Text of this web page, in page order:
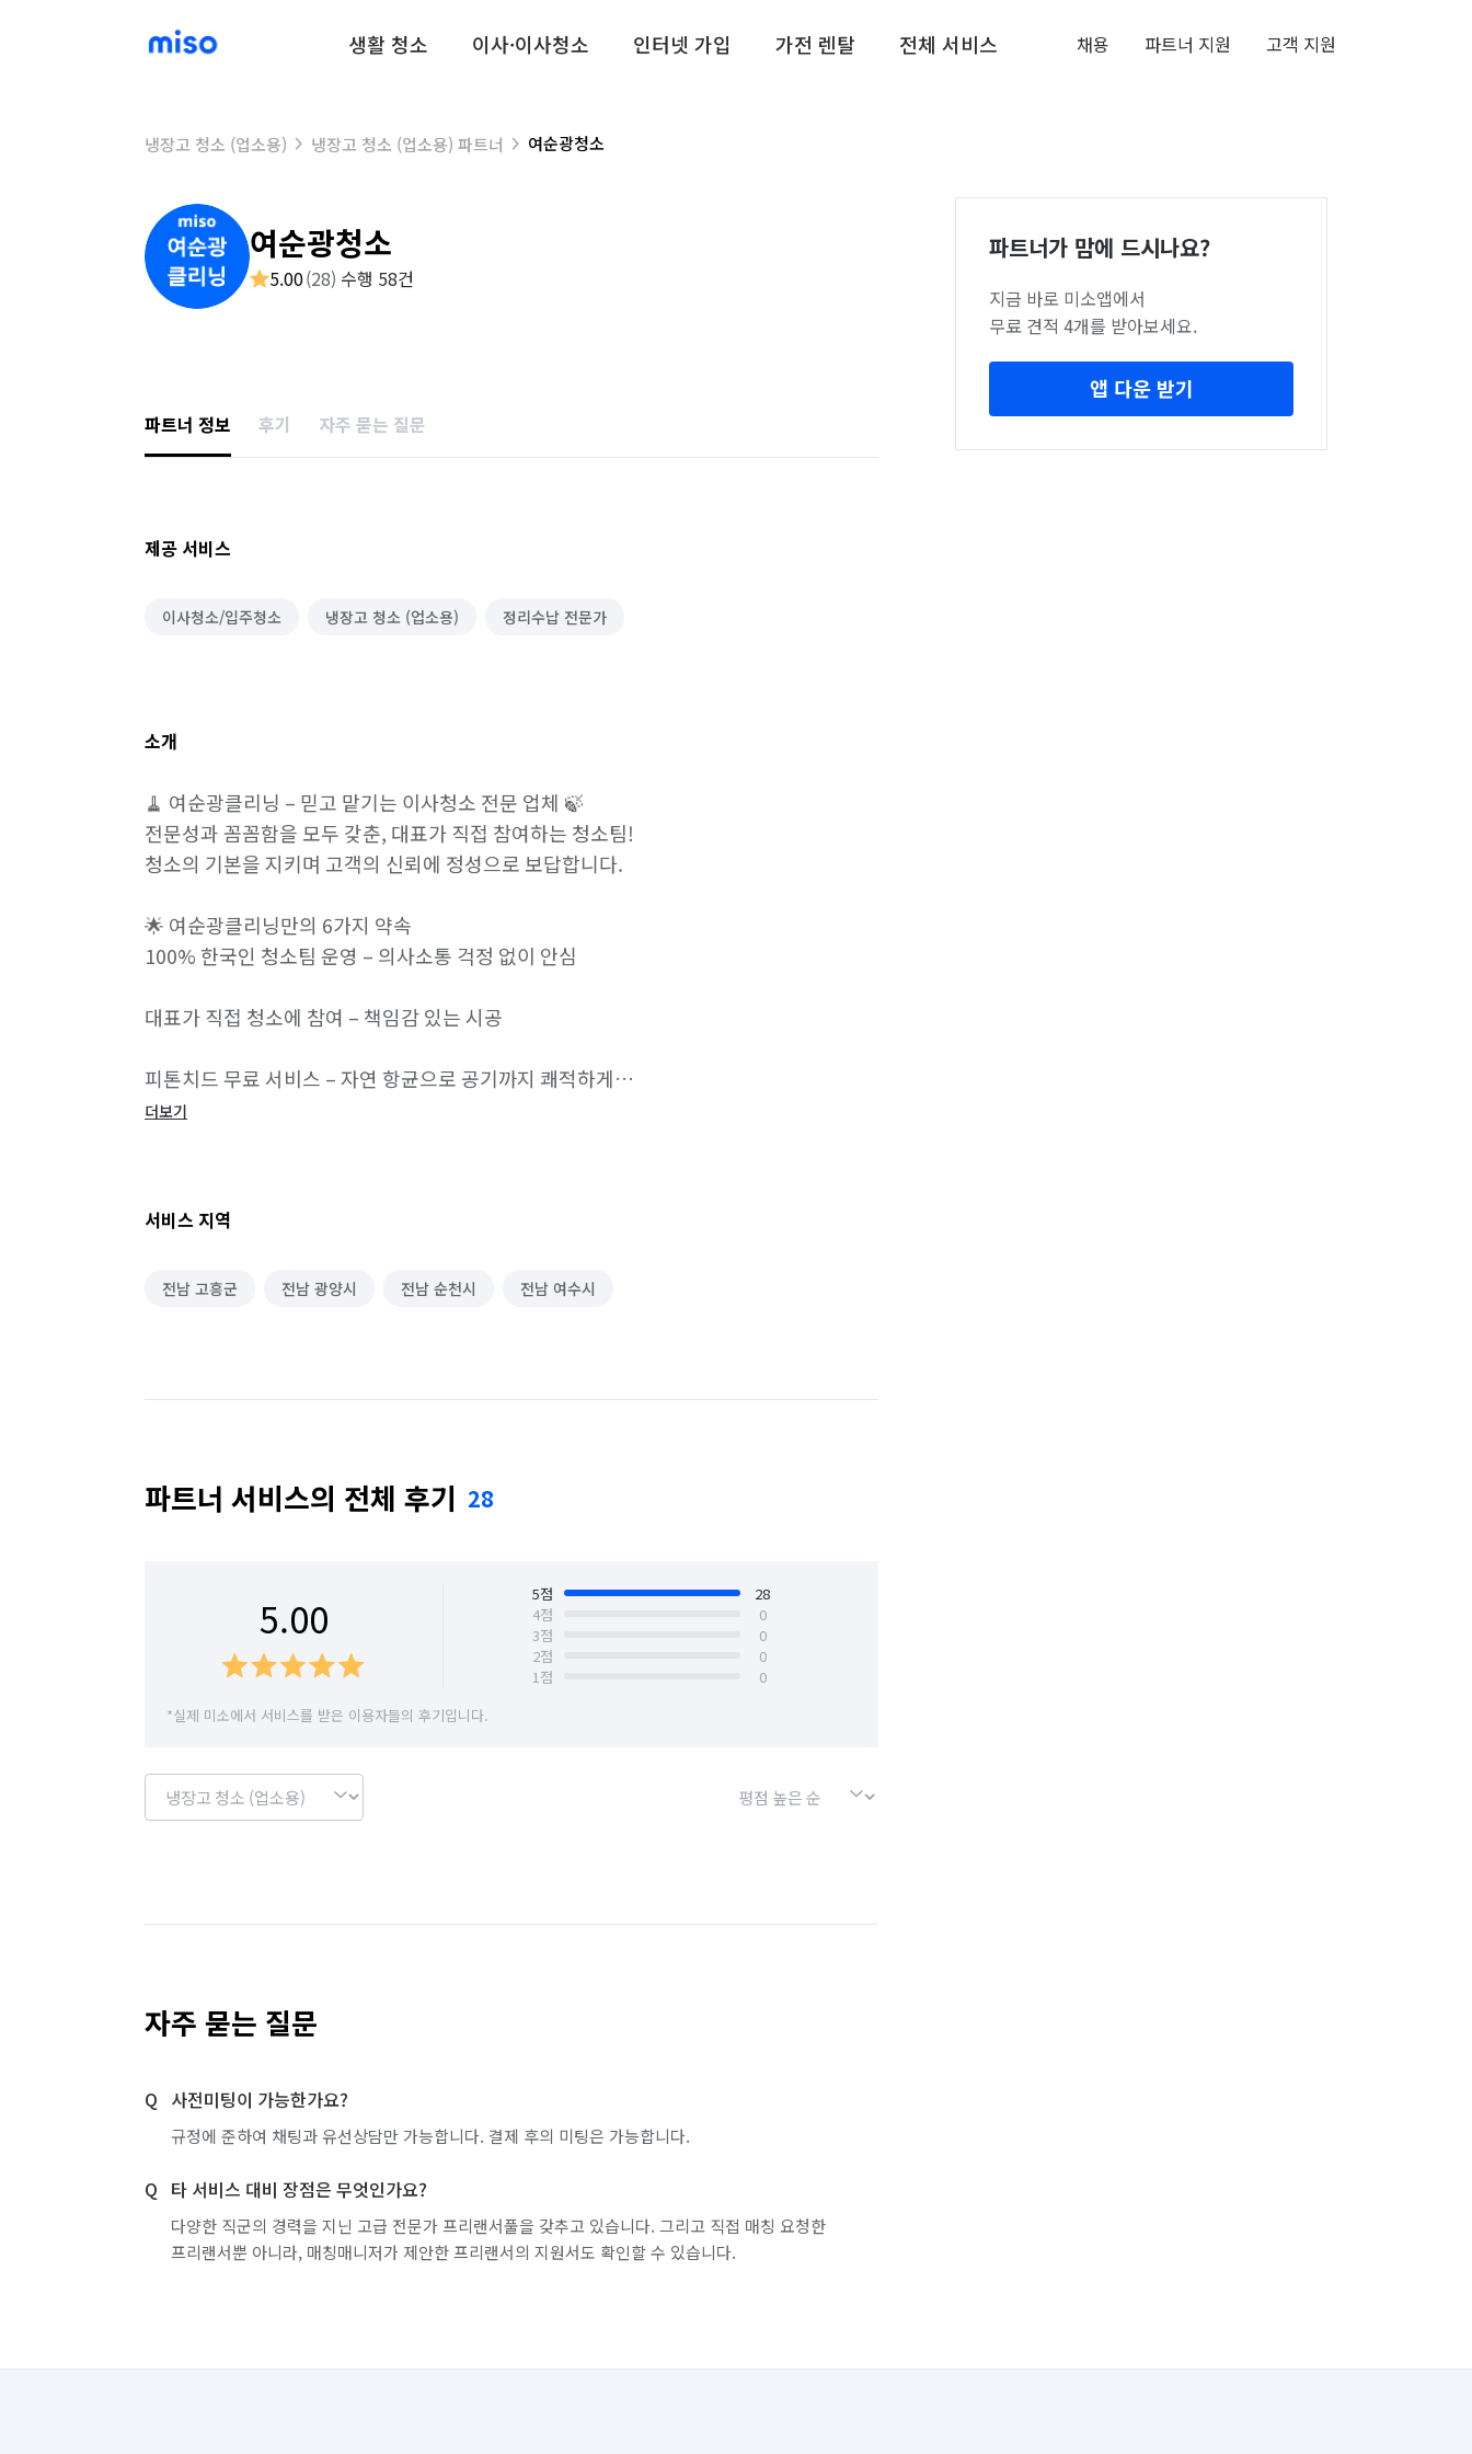
생활 청소 이사·이사청소 인터넷 가입 가전 렌탈 전체 서비스 채용 파트너 지원 고객 지원
냉장고 청소 (업소용) 냉장고 청소 (업소용) 파트너 여순광청소
여순광청소
5.00(28) 수행 58건
파트너 정보 후기 자주 묻는 질문
제공 서비스
이사청소/입주청소 냉장고 청소 (업소용) 정리수납 전문가
소개
🧹 여순광클리닝 – 믿고 맡기는 이사청소 전문 업체 🍃
전문성과 꼼꼼함을 모두 갖춘, 대표가 직접 참여하는 청소팀!
청소의 기본을 지키며 고객의 신뢰에 정성으로 보답합니다.
🌟 여순광클리닝만의 6가지 약속
100% 한국인 청소팀 운영 – 의사소통 걱정 없이 안심
대표가 직접 청소에 참여 – 책임감 있는 시공
피톤치드 무료 서비스 – 자연 항균으로 공기까지 쾌적하게
붙박이장 외부·내부(비워진 경우)
싱크대 상·하부장 내부/외부 청소
싱크볼, 수전, 배수구
벽면 타일, 후드 및 가스렌지 상판
모든 선반 분리 → 개별 세척 및 소독 처리
외부 손잡이 및 고무패킹까지 꼼꼼하게
🧺 원룸 청소 특화
세탁기 세제 투입구 분리 세척
💬 여순광클리닝 정리수납 서비스
더보기
서비스 지역
전남 고흥군 전남 광양시 전남 순천시 전남 여수시
파트너 서비스의 전체 후기 28
5.00 5점
28
4점
0
3점
0
2점
0
1점
0
*실제 미소에서 서비스를 받은 이용자들의 후기입니다.
자주 묻는 질문
사전미팅이 가능한가요?
규정에 준하여 채팅과 유선상담만 가능합니다. 결제 후의 미팅은 가능합니다.
타 서비스 대비 장점은 무엇인가요?
다양한 직군의 경력을 지닌 고급 전문가 프리랜서풀을 갖추고 있습니다. 그리고 직접 매칭 요청한
프리랜서뿐 아니라, 매칭매니저가 제안한 프리랜서의 지원서도 확인할 수 있습니다.
파트너가 맘에 드시나요?
지금 바로 미소앱에서
무료 견적 4개를 받아보세요.
앱 다운 받기